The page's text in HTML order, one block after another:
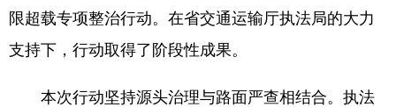
限超载专项整治行动。在省交通运输厅执法局的大力
支持下，行动取得了阶段性成果。
本次行动坚持源头治理与路面严查相结合。执法